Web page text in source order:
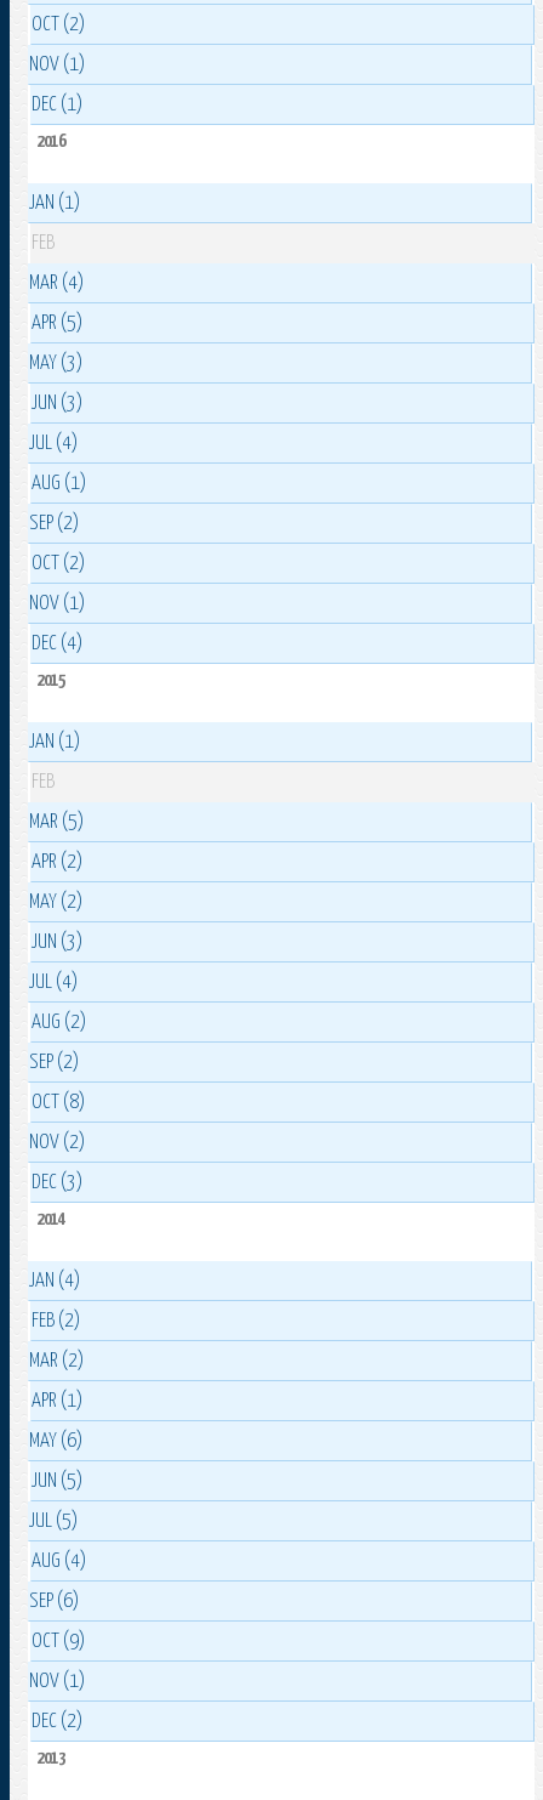
OCT (2)
NOV (1)
DEC (1)
2016
JAN (1)
FEB
MAR (4)
APR (5)
MAY (3)
JUN (3)
JUL (4)
AUG (1)
SEP (2)
OCT (2)
NOV (1)
DEC (4)
2015
JAN (1)
FEB
MAR (5)
APR (2)
MAY (2)
JUN (3)
JUL (4)
AUG (2)
SEP (2)
OCT (8)
NOV (2)
DEC (3)
2014
JAN (4)
FEB (2)
MAR (2)
APR (1)
MAY (6)
JUN (5)
JUL (5)
AUG (4)
SEP (6)
OCT (9)
NOV (1)
DEC (2)
2013